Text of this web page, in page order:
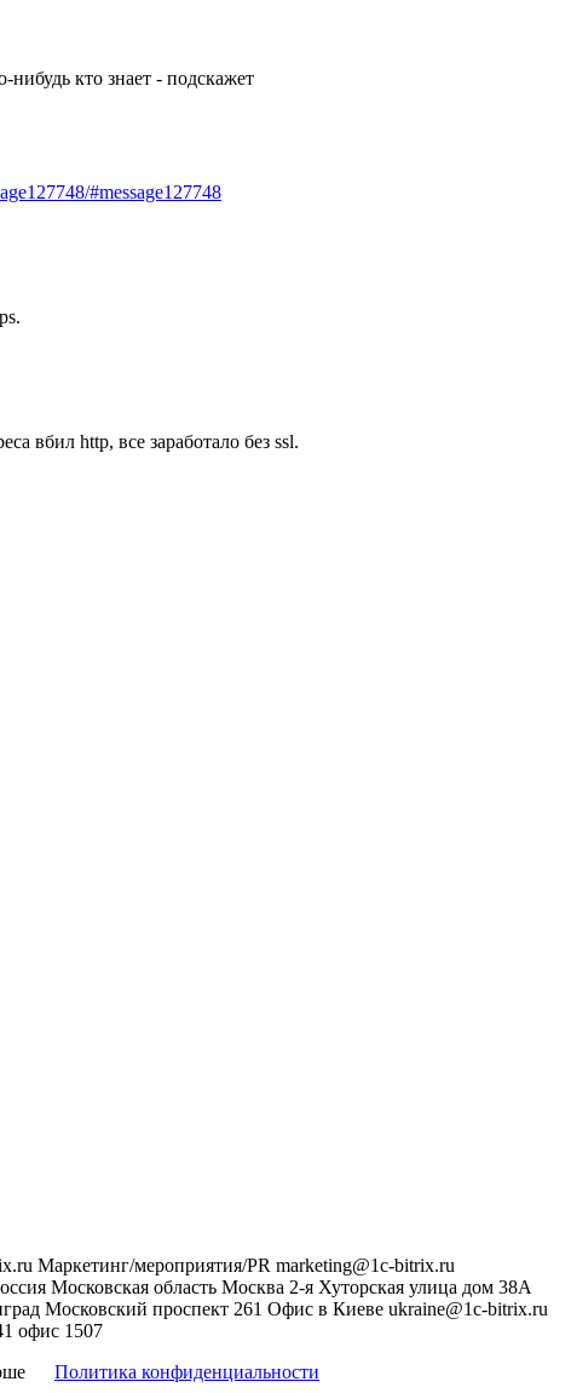
нибудь кто знает - подскажет
­8/#message127748
вбил http, все заработало без ssl.
Маркетинг/мероприятия/PR marketing@1c-bitrix.ru
Московская область Москва 2-я Хуторская улица дом 38А
Московский проспект 261 Офис в Киеве ukraine@1c-bitrix.ru
офис 1507
Политика конфиденциальности